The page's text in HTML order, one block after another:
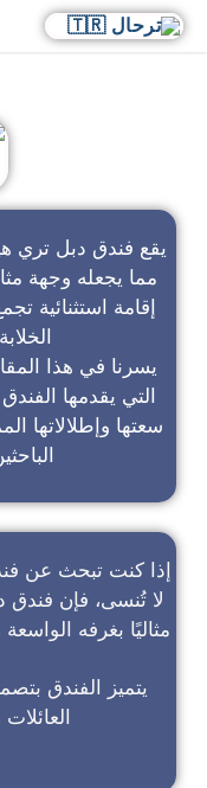
يقع فندق دبل تري
مما يجعله وجهة
إقامة استثنائية
يسرنا في هذا
التي يقدمها
سعتها وإطلالاتها
إذا كنت تبحث عن
لا تُنسى، فإن فندق
مثاليًا بغرفه
يتميز الفندق